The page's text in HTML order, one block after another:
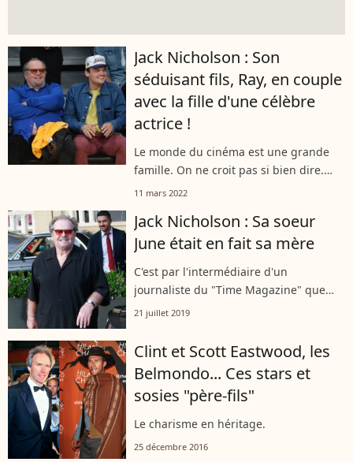
Jack Nicholson : Son
séduisant fils, Ray, en couple
avec la fille d'une célèbre
actrice !
Le monde du cinéma est une grande
famille. On ne croit pas si bien dire.
Ray Nicholson, le fils de 30 ans de Jack
rendez-vous très romantique, le 9...
11 mars 2022
Jack Nicholson : Sa soeur
June était en fait sa mère
C'est par l'intermédiaire d'un
journaliste du "Time Magazine" que
Jack Nicholson a découvert la vérité sur
depuis trente-sept ans pour sa soeur...
21 juillet 2019
Clint et Scott Eastwood, les
Belmondo... Ces stars et
sosies "père-fils"
Le charisme en héritage.
25 décembre 2016